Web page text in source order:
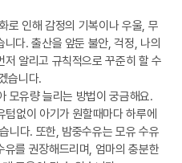
로 인해 감정의 기복이나 우울, 무
다. 출산을 앞둔 불안, 걱정, 나의
알리고 규칙적으로 꾸준히 할 수
습니다.
모유량 늘리는 방법이 궁금해요.
없이 아기가 원할때마다 하루에
니다. 또한, 밤중수유는 모유 수유
를 권장해드리며, 엄마의 충분한